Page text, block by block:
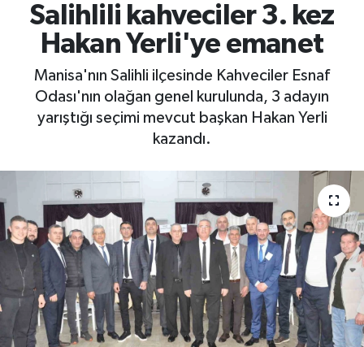
Salihlili kahveciler 3. kez
Hakan Yerli'ye emanet
Manisa'nın Salihli ilçesinde Kahveciler Esnaf
Odası'nın olağan genel kurulunda, 3 adayın
yarıştığı seçimi mevcut başkan Hakan Yerli
kazandı.
Tüm Manşetler
Son Dakika Haberleri
Haber Arşivi